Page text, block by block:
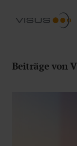
Beiträge von